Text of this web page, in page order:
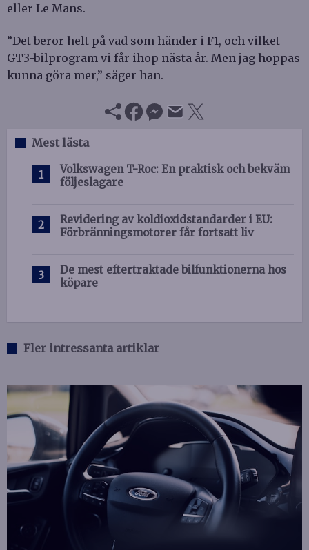
eller Le Mans.
”Det beror helt på vad som händer i F1, och vilket
GT3-bilprogram vi får ihop nästa år. Men jag hoppas
kunna göra mer,” säger han.
Mest lästa
Volkswagen T-Roc: En praktisk och bekväm
följeslagare
Revidering av koldioxidstandarder i EU:
Förbränningsmotorer får fortsatt liv
De mest eftertraktade bilfunktionerna hos
köpare
Fler intressanta artiklar